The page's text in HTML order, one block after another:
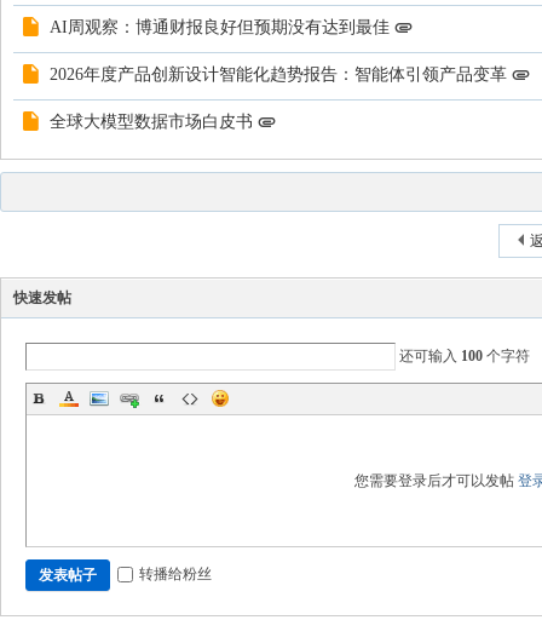
AI周观察：博通财报良好但预期没有达到最佳
2026年度产品创新设计智能化趋势报告：智能体引领产品变革
全球大模型数据市场白皮书
快速发帖
还可输入 100 个字符
您需要登录后才可以发帖 登
发表帖子 转播给粉丝